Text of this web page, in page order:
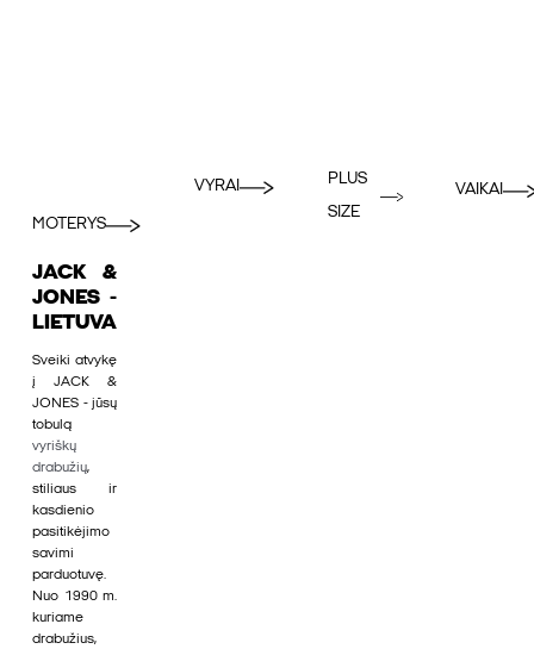
MOTERYS
VYRAI
PLUS
SIZE
VAIKAI
JACK &
JONES -
LIETUVA
Sveiki atvykę
į JACK &
JONES - jūsų
tobulą
vyriškų
drabužių,
stiliaus ir
kasdienio
pasitikėjimo
savimi
parduotuvę.
Nuo 1990 m.
kuriame
drabužius,